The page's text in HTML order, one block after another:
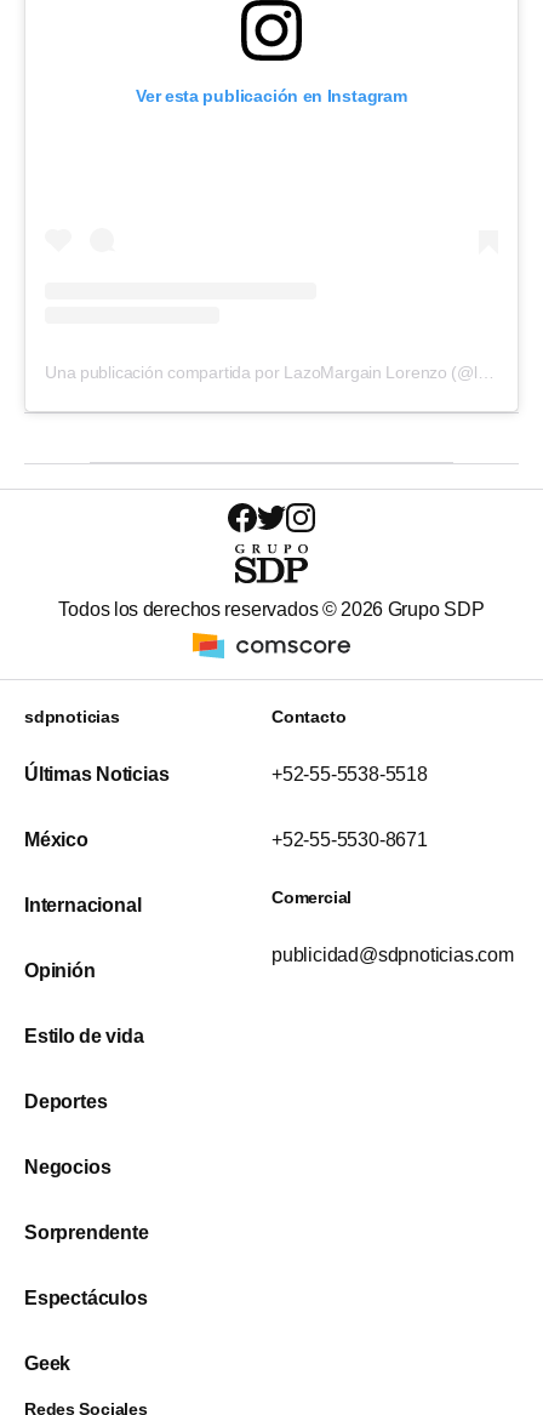
Ver esta publicación en Instagram
Todos los derechos reservados © 2026 Grupo SDP
sdpnoticias
Últimas Noticias
México
Internacional
Opinión
Estilo de vida
Deportes
Negocios
Sorprendente
Espectáculos
Geek
Contacto
+52-55-5538-5518
+52-55-5530-8671
Comercial
publicidad@sdpnoticias.com
Redes Sociales